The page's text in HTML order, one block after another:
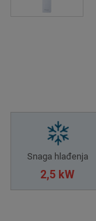
Snaga hlađenja
2,5 kW